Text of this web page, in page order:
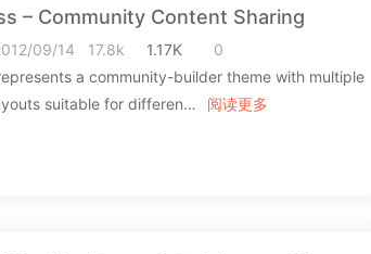
– Community Content Sharing
09/14 17.8k 1.17K
0
a community-builder theme with multiple
suitable for differen…
阅读更多